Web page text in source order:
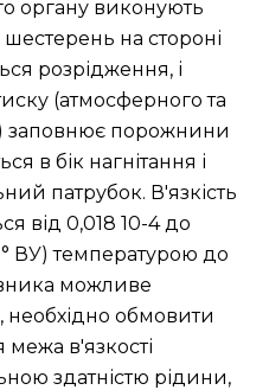
органу виконують
на стороні
розрідження, і
(атмосферного та
заповнює порожнини
в бік нагнітання і
патрубок. В'язкість
від 0,018 10-4 до
ВУ) температурою до
можливе
необхідно обмовити
в'язкості
здатністю рідини,